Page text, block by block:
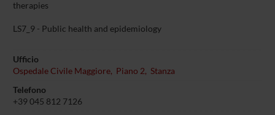
therapies
LS7_9 - Public health and epidemiology
Ufficio
Ospedale Civile Maggiore, Piano 2, Stanza
Telefono
+39 045 812 7126